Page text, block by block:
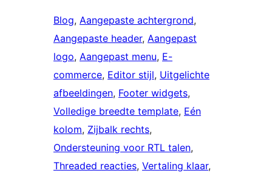
Blog, Aangepaste achtergrond
Aangepaste header, Aangepast
logo, Aangepast menu, E-
commerce, Editor stijl, Uitgelichte
afbeeldingen, Footer widgets
Volledige breedte template, Eén
kolom, Zijbalk rechts
Ondersteuning voor RTL talen
Threaded reacties, Vertaling klaar